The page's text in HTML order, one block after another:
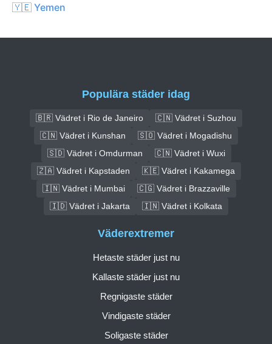
🇾🇪 Yemen
Populära städer idag
🇧🇷 Vädret i Rio de Janeiro
🇨🇳 Vädret i Suzhou
🇨🇳 Vädret i Kunshan
🇸🇴 Vädret i Mogadishu
🇸🇩 Vädret i Omdurman
🇨🇳 Vädret i Wuxi
🇿🇦 Vädret i Kapstaden
🇰🇪 Vädret i Kakamega
🇮🇳 Vädret i Mumbai
🇨🇬 Vädret i Brazzaville
🇮🇩 Vädret i Jakarta
🇮🇳 Vädret i Kolkata
Väderextremer
Hetaste städer just nu
Kallaste städer just nu
Regnigaste städer
Vindigaste städer
Soligaste städer